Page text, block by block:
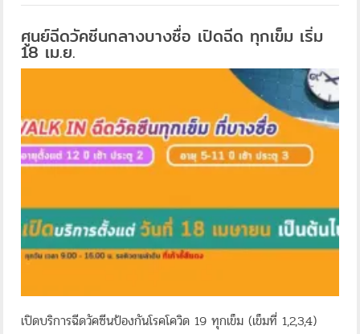
ศูนย์ฉีดวัคซีนกลางบางซื่อ เปิดฉีด ทุกเข็ม เริ่ม
18 เม.ย.
เปิดบริการฉีดวัคซีนป้องกันโรคโควิด 19 ทุกเข็ม (เข็มที่ 1,2,3,4)